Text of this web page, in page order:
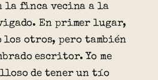
la finca vecina a la
En primer lugar,
los otros, pero también
escritor. Yo me
de tener un tío